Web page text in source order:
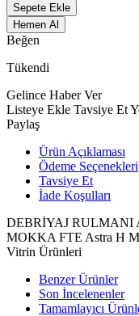
Sepete Ekle
Hemen Al
Beğen
Tükendi
Gelince Haber Ver
Listeye Ekle Tavsiye Et
Paylaş
Ürün Açıklaması
Ödeme Seçenekleri
Tavsiye Et
İade Koşulları
DEBRİYAJ RULMANI
MOKKA FTE Astra H
Vitrin Ürünleri
Benzer Ürünler
Son İncelenenler
Tamamlayıcı